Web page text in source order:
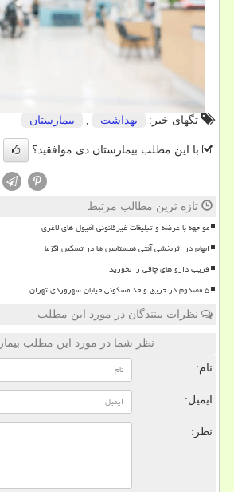
تگهای خبر: بهداشت بیمارستان
با این مطلب بیمارستان دی موافقید؟
تازه ترین مطالب مرتبط
مواجهه با عرضه و تبلیغات غیرقانونی آمپول های لاغری
ابهام در اثربخشی آنتی هیستامین ها در تسکین اگزما
فریب دارو های چاقی را نخورید
۵ مصدوم در حریق واحد مسکونی خیابان سهروردی تهران
نظرات بینندگان در مورد این مطلب
نظر شما در مورد این مطلب
نام:
ایمیل:
نظر: